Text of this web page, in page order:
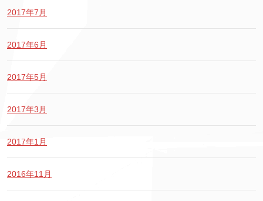
2017年7月
2017年6月
2017年5月
2017年3月
2017年1月
2016年11月